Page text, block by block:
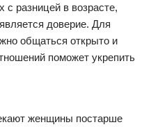
с разницей в возрасте,
доверие. Для
общаться открыто и
поможет укрепить
женщины постарше